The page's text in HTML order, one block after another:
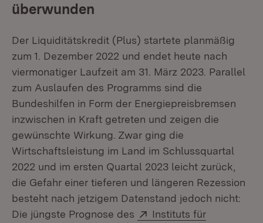
überwunden
Der Liquiditätskredit (Plus) startete planmäßig
zum 1. Dezember 2022 und endet heute nach
viermonatiger Laufzeit am 31. März 2023. Parallel
zum Auslaufen des Programms sind die
Bundeshilfen in Form der Energiepreisbremsen
inzwischen in Kraft getreten und zeigen die
gewünschte Wirkung. Zwar ging die
Wirtschaftsleistung im Land im Schlussquartal
2022 und im ersten Quartal 2023 leicht zurück,
die Gefahr einer tieferen und längeren Rezession
besteht nach jetzigem Datenstand jedoch nicht:
Die jüngste Prognose des
Extern:
Instituts für